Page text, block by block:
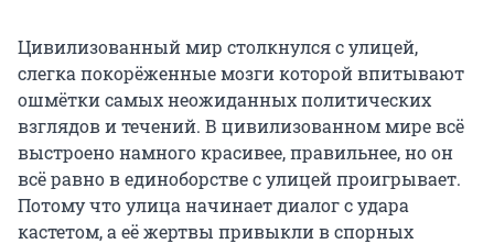
Цивилизованный мир столкнулся с улицей,
слегка покорёженные мозги которой впитывают
ошмётки самых неожиданных политических
взглядов и течений. В цивилизованном мире всё
выстроено намного красивее, правильнее, но он
всё равно в единоборстве с улицей проигрывает.
Потому что улица начинает диалог с удара
кастетом, а её жертвы привыкли в спорных